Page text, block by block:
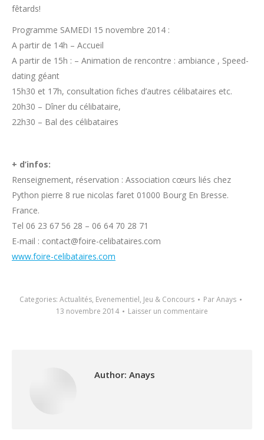
fêtards!
Programme SAMEDI 15 novembre 2014 :
A partir de 14h – Accueil
A partir de 15h : – Animation de rencontre : ambiance , Speed-
dating géant
15h30 et 17h, consultation fiches d’autres célibataires etc.
20h30 – Dîner du célibataire,
22h30 – Bal des célibataires
+ d’infos:
Renseignement, réservation : Association cœurs liés chez
Python pierre 8 rue nicolas faret 01000 Bourg En Bresse.
France.
Tel 06 23 67 56 28 – 06 64 70 28 71
E-mail : contact@foire-celibataires.com
www.foire-celibataires.com
Categories: Actualités, Evenementiel, Jeu & Concours ParAnays
13 novembre 2014
Laisser un commentaire
Author: Anays